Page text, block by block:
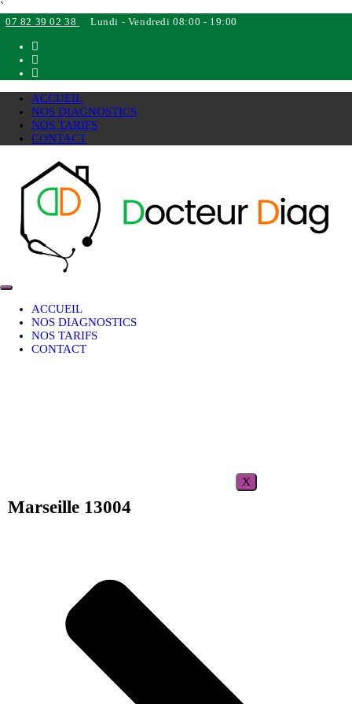
`
07 82 39 02 38 Lundi - Vendredi 08:00 - 19:00
ACCUEIL
NOS DIAGNOSTICS
NOS TARIFS
CONTACT
ACCUEIL
NOS DIAGNOSTICS
NOS TARIFS
CONTACT
X
Marseille 13004